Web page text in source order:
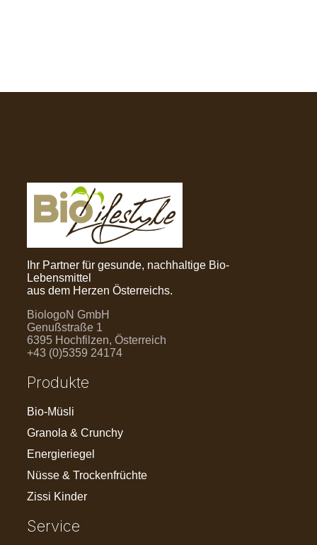
Ihr Partner für gesunde, nachhaltige Bio-
Lebensmittel
aus dem Herzen Österreichs.
BiologoN GmbH
Genußstraße 1
6395 Hochfilzen, Österreich
+43 (0)5359 24174
Produkte
Bio-Müsli
Granola & Crunchy
Energieriegel
Nüsse & Trockenfrüchte
Zissi Kinder
Service